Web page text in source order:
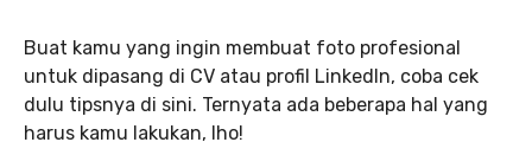
Buat kamu yang ingin membuat foto profesional
untuk dipasang di CV atau profil LinkedIn, coba cek
dulu tipsnya di sini. Ternyata ada beberapa hal yang
harus kamu lakukan, lho!